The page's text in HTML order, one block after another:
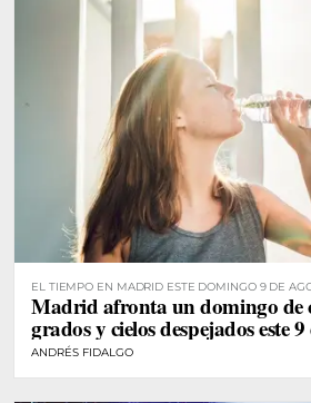
EL TIEMPO EN MADRID ESTE DOMINGO 9 DE
Madrid afronta un domingo de
grados y cielos despejados este
ANDRÉS FIDALGO